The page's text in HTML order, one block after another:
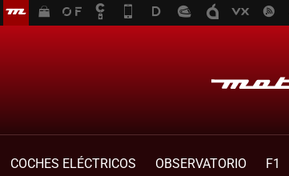
COCHES ELÉCTRICOS OBSERVATORIO F1